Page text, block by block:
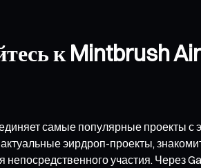
к Mintbrush
самые популярные проекты с
эирдроп-проекты,
непосредственного участия.